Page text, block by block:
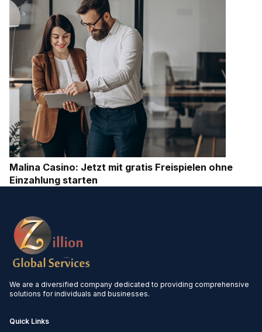
Malina Casino: Jetzt mit gratis Freispielen ohne
Einzahlung starten
We are a diversified company dedicated to providing comprehensive
solutions for individuals and businesses.
Quick Links